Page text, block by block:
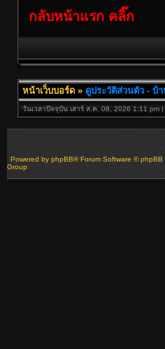
กลับหน้าแรก คลิ๊ก
หน้าเว็บบอร์ด » ดูประวัติส่วนตัว - บ้
วันเวลาปัจจุบัน เสาร์ ส.ค. 08, 2026 1:11 pm |
Powered by phpBB® Forum Software © phpBB
Group